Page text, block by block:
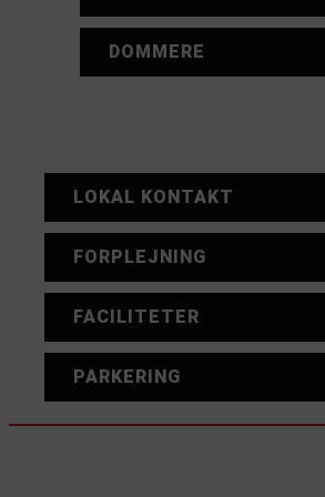
DOMMERE
LOKAL KONTAKT
FORPLEJNING
FACILITETER
PARKERING